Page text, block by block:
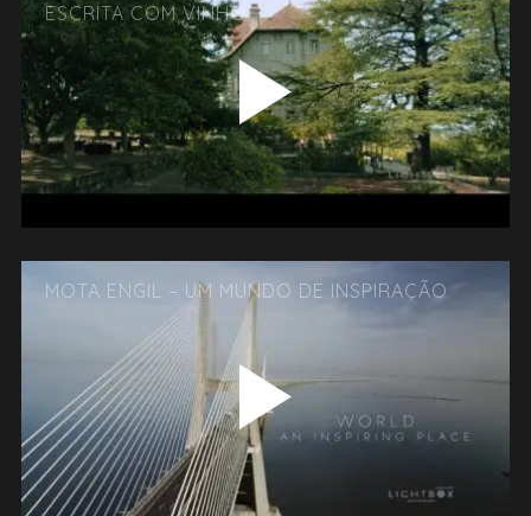
ESCRITA COM VINHO
MOTA ENGIL – UM MUNDO DE INSPIRAÇÃO